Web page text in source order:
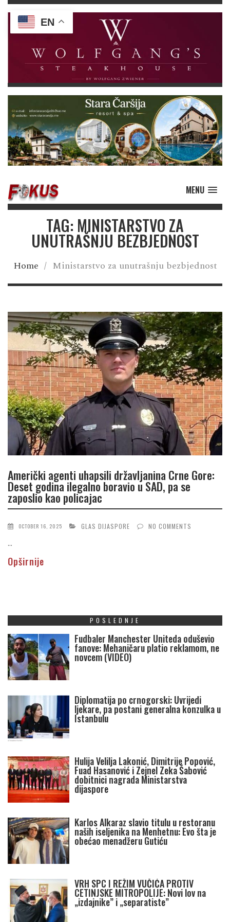
MENU
TAG: MINISTARSTVO ZA
UNUTRAŠNJU BEZBJEDNOST
Home / Ministarstvo za unutrašnju bezbjednost
Američki agenti uhapsili državljanina Crne Gore:
Deset godina ilegalno boravio u SAD, pa se
zaposlio kao policajac
OCTOBER 16, 2025 GLAS DIJASPORE NO COMMENTS
...
Opširnije
POSLEDNJE
Fudbaler Manchester Uniteda oduševio
fanove: Mehaničaru platio reklamom, ne
novcem (VIDEO)
Diplomatija po crnogorski: Uvrijedi
ljekare, pa postani generalna konzulka u
Istanbulu
Hulija Velilja Lakonić, Dimitrije Popović,
Fuad Hasanović i Zejnel Zeka Šabović
dobitnici nagrada Ministarstva
dijaspore
Karlos Alkaraz slavio titulu u restoranu
naših iseljenika na Menhetnu: Evo šta je
obećao menadžeru Gutiću
VRH SPC I REŽIM VUČIĆA PROTIV
CETINJSKE MITROPOLIJE: Novi lov na
„izdajnike” i „separatiste”
EN